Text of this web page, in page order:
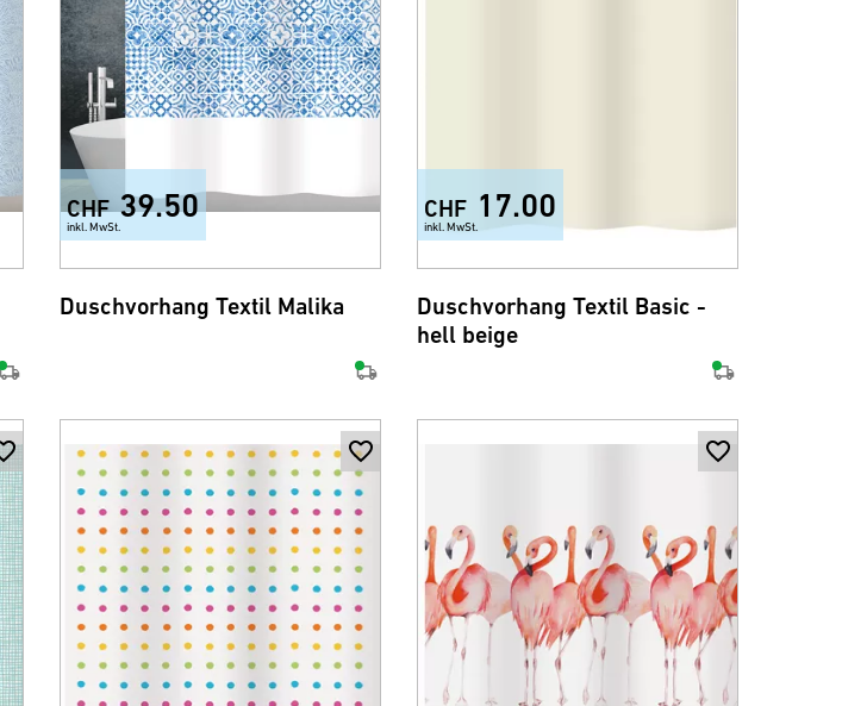
CHF 39.50
inkl. MwSt.
Duschvorhang Textil Malika
+6
CHF 17.00
inkl. MwSt.
Duschvorhang Textil Basic -
hell beige